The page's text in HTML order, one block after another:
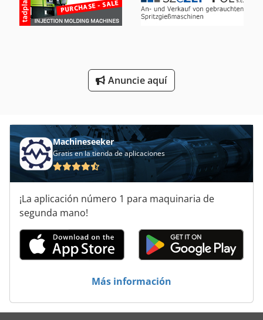
Silos De Almacenamiento
Unidad De Inyección
Anuncie aquí
Machineseeker
Gratis en la tienda de aplicaciones
¡La aplicación número 1 para maquinaria de
segunda mano!
Más información